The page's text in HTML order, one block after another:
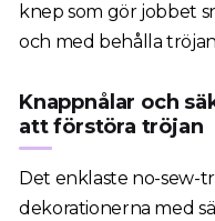
knep som gör jobbet
och med behålla
Knappnålar och
att förstöra tröjan
Det enklaste no-sew-
dekorationerna med